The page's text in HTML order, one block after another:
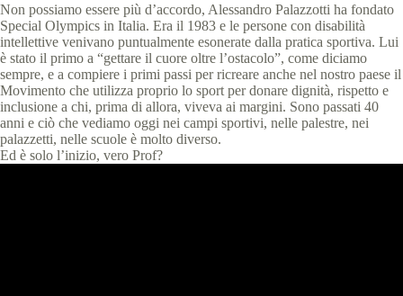
Non possiamo essere più d’accordo, Alessandro Palazzotti ha fondato
Special Olympics in Italia. Era il 1983 e le persone con disabilità
intellettive venivano puntualmente esonerate dalla pratica sportiva. Lui
è stato il primo a “gettare il cuore oltre l’ostacolo”, come diciamo
sempre, e a compiere i primi passi per ricreare anche nel nostro paese il
Movimento che utilizza proprio lo sport per donare dignità, rispetto e
inclusione a chi, prima di allora, viveva ai margini. Sono passati 40
anni e ciò che vediamo oggi nei campi sportivi, nelle palestre, nei
palazzetti, nelle scuole è molto diverso.
Ed è solo l’inizio, vero Prof?